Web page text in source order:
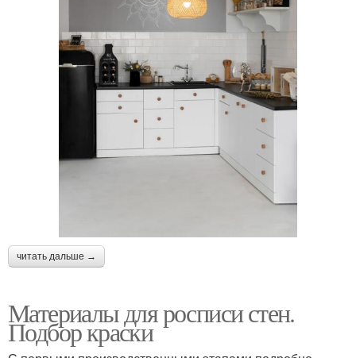
читать дальше →
Материалы для росписи стен.
Подбор краски